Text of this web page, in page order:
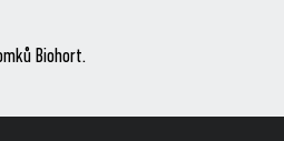
Biohort.